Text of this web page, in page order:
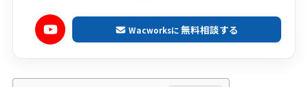
Wacworksに無料相談する